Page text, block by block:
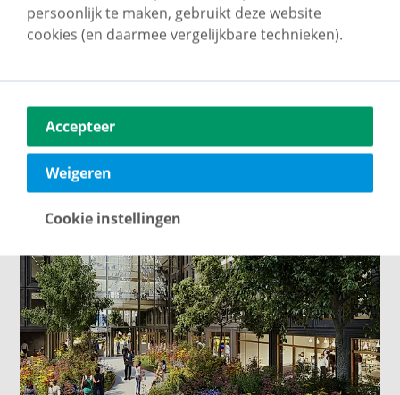
persoonlijk te maken, gebruikt deze website
cookies (en daarmee vergelijkbare technieken).
Accepteer
Weigeren
Cookie instellingen